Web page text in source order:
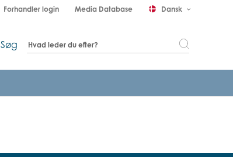
Forhandler login Media Database Dansk keyboard_arrow_down
Søg